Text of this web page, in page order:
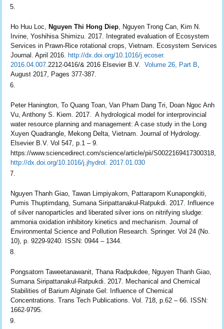
Ho Huu Loc, Nguyen Thi Hong Diep , Nguyen Trong Can, Kim N.
Irvine, Yoshihisa Shimizu. 2017. Integrated evaluation of Ecosystem
Services in Prawn-Rice rotational crops, Vietnam. Ecosystem Services
Journal. April 2016.
http://dx.doi.org/10.1016/j.ecoser.
2016.04.007 .2212-0416/& 2016 Elsevier B.V.Volume 26, Part B
August 2017, Pages 377-387.
Peter Hanington, To Quang Toan, Van Pham Dang Tri, Doan Ngoc Anh
Vu, Anthony S. Kiem. 2017. A hydrological model for interprovincial
water resource planning and management: A case study in the Long
Xuyen Quadrangle, Mekong Delta, Vietnam. Journal of Hydrology.
Elsevier B.V. Vol 547, p.1 – 9.
https://www.sciencedirect.com/science/article/pii/S0022169417300318,
http://dx.doi.org/10.1016/j.jhydrol. 2017.01.030
Nguyen Thanh Giao, Tawan Limpiyakorn, Pattaraporn Kunapongkiti,
Pumis Thuptimdang, Sumana Siripattanakul-Ratpukdi. 2017. Influence
of silver nanoparticles and liberated silver ions on nitrifying sludge:
ammonia oxidation inhibitory kinetics and mechanism. Journal of
Environmental Science and Pollution Research. Springer. Vol 24 (No.
10), p. 9229-9240. ISSN: 0944 – 1344.
Pongsatorn Taweetanawanit, Thana Radpukdee, Nguyen Thanh Giao,
Sumana Siripattanakul-Ratpukdi. 2017. Mechanical and Chemical
Stabilities of Barium Alginate Gel: Influence of Chemical
Concentrations. Trans Tech Publications. Vol. 718, p.62 – 66. ISSN:
1662-9795.